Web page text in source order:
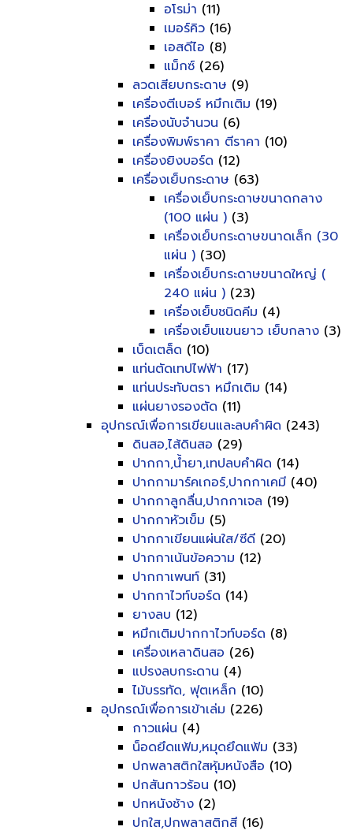
อโรม่า (11)
เมอร์คิว (16)
เอสดีไอ (8)
แม็กซ์ (26)
ลวดเสียบกระดาษ (9)
เครื่องตีเบอร์ หมึกเติม (19)
เครื่องนับจำนวน (6)
เครื่องพิมพ์ราคา ตีราคา (10)
เครื่องยิงบอร์ด (12)
เครื่องเย็บกระดาษ (63)
เครื่องเย็บกระดาษขนาดกลาง
(100 แผ่น ) (3)
เครื่องเย็บกระดาษขนาดเล็ก (30
แผ่น ) (30)
เครื่องเย็บกระดาษขนาดใหญ่ (
240 แผ่น ) (23)
เครื่องเย็บชนิดคีม (4)
เครื่องเย็บแขนยาว เย็บกลาง (3)
เบ็ดเตล็ด (10)
แท่นตัดเทปไฟฟ้า (17)
แท่นประทับตรา หมึกเติม (14)
แผ่นยางรองตัด (11)
อุปกรณ์เพื่อการเขียนและลบคำผิด (243)
ดินสอ,ไส้ดินสอ (29)
ปากกา,น้ำยา,เทปลบคำผิด (14)
ปากกามาร์คเกอร์,ปากกาเคมี (40)
ปากกาลูกลื่น,ปากกาเจล (19)
ปากกาหัวเข็ม (5)
ปากกาเขียนแผ่นใส/ซีดี (20)
ปากกาเน้นข้อความ (12)
ปากกาเพนท์ (31)
ปากกาไวท์บอร์ด (14)
ยางลบ (12)
หมึกเติมปากกาไวท์บอร์ด (8)
เครื่องเหลาดินสอ (26)
แปรงลบกระดาน (4)
ไม้บรรทัด, ฟุตเหล็ก (10)
อุปกรณ์เพื่อการเข้าเล่ม (226)
กาวแผ่น (4)
น็อดยึดแฟ้ม,หมุดยึดแฟ้ม (33)
ปกพลาสติกใสหุ้มหนังสือ (10)
ปกสันกาวร้อน (10)
ปกหนังช้าง (2)
ปกใส,ปกพลาสติกสี (16)